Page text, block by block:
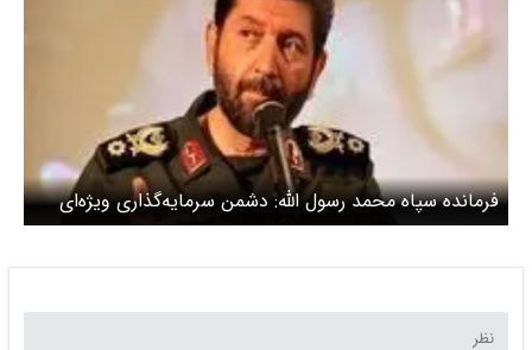
فرمانده سپاه محمد رسول الله: دشمن سرمایه‌گذاری ویژه‌ای
روی قشر بانوان انجام داده است